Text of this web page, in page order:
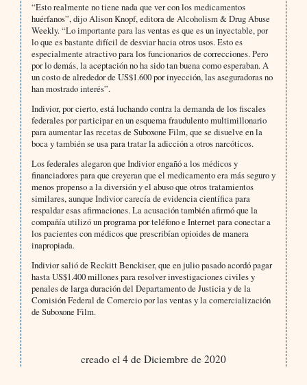
“Esto realmente no tiene nada que ver con los medicamentos
huérfanos”, dijo Alison Knopf, editora de Alcoholism & Drug Abuse
Weekly. “Lo importante para las ventas es que es un inyectable, por
lo que es bastante difícil de desviar hacia otros usos. Esto es
especialmente atractivo para los funcionarios de correcciones. Pero
por lo demás, la aceptación no ha sido tan buena como esperaban. A
un costo de alrededor de US$1.600 por inyección, las aseguradoras no
han mostrado interés”.
Indivior, por cierto, está luchando contra la demanda de los fiscales
federales por participar en un esquema fraudulento multimillonario
para aumentar las recetas de Suboxone Film, que se disuelve en la
boca y también se usa para tratar la adicción a otros narcóticos.
Los federales alegaron que Indivior engañó a los médicos y
financiadores para que creyeran que el medicamento era más seguro y
menos propenso a la diversión y el abuso que otros tratamientos
similares, aunque Indivior carecía de evidencia científica para
respaldar esas afirmaciones. La acusación también afirmó que la
compañía utilizó un programa por teléfono e Internet para conectar a
los pacientes con médicos que prescribían opioides de manera
inapropiada.
Indivior salió de Reckitt Benckiser, que en julio pasado acordó pagar
hasta US$1.400 millones para resolver investigaciones civiles y
penales de larga duración del Departamento de Justicia y de la
Comisión Federal de Comercio por las ventas y la comercialización
de Suboxone Film.
creado el 4 de Diciembre de 2020